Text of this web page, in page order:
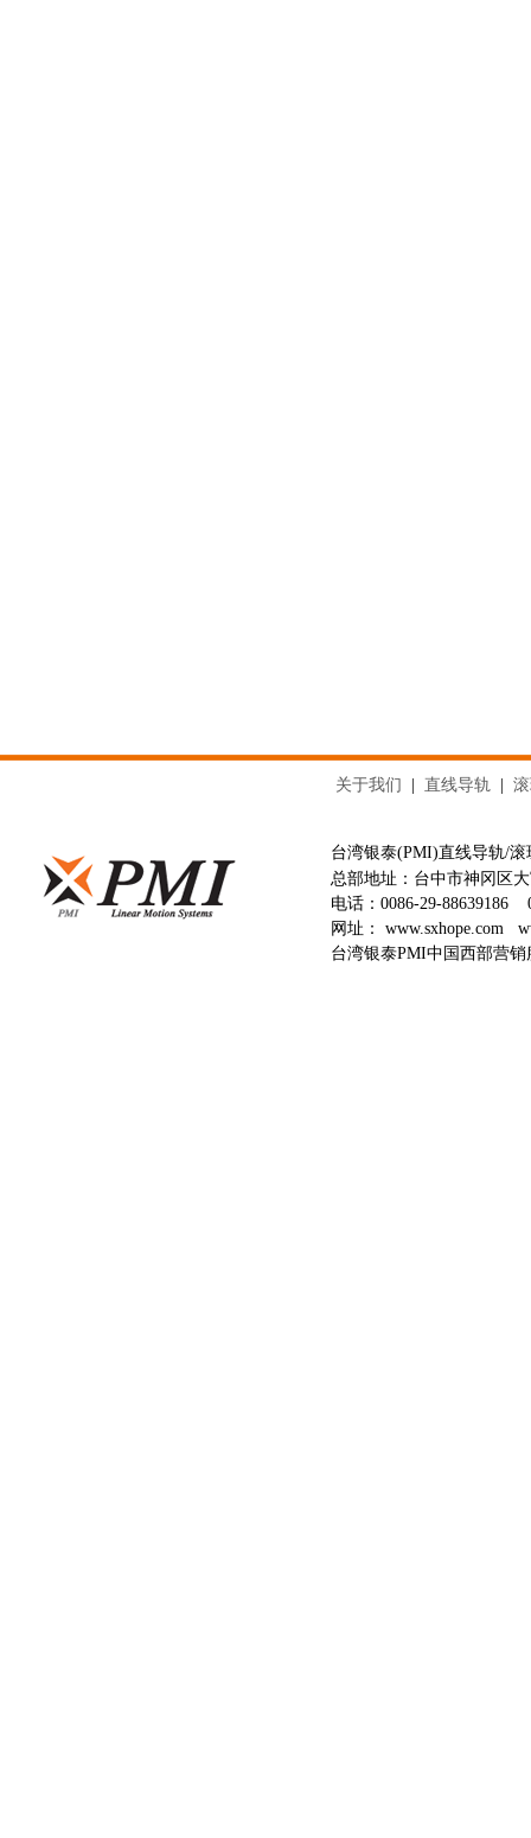
关于我们 直线导轨
台湾银泰(PMI)直线导轨/
总部地址：台中市神冈区
电话： 0086-29-88639186
网址： www.sxhope.com
台湾银泰PMI中国西部营